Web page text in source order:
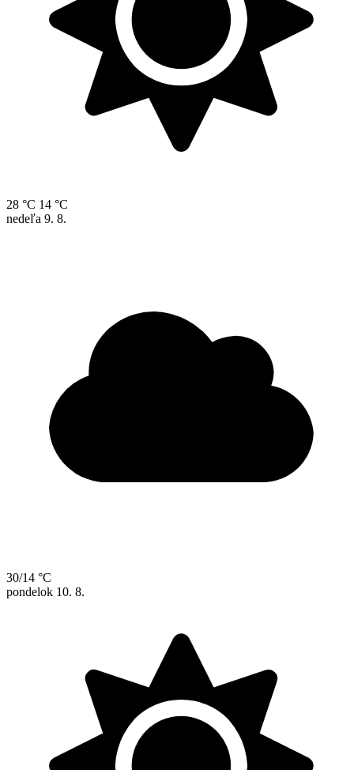
28 °C 14 °C
nedeľa 9. 8.
30/14 °C
pondelok 10. 8.